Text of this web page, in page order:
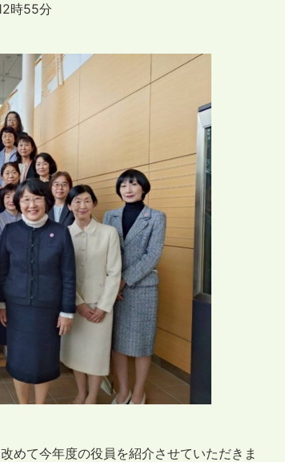
時55分
めて今年度の役員を紹介させていただきま